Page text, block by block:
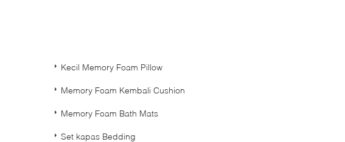
Kecil Memory Foam Pillow
Memory Foam Kembali Cushion
Memory Foam Bath Mats
Set kapas Bedding